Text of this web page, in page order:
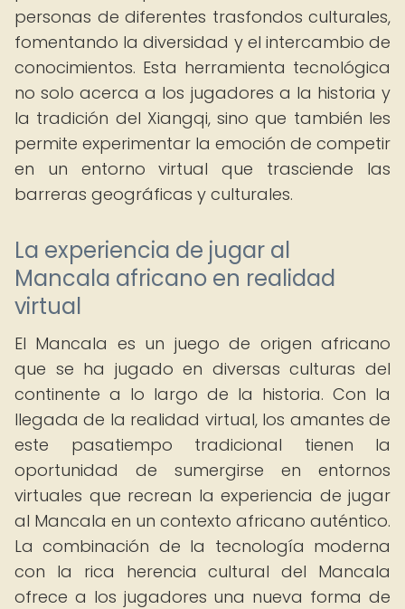
personas de diferentes trasfondos culturales,
fomentando la diversidad y el intercambio de
conocimientos. Esta herramienta tecnológica
no solo acerca a los jugadores a la historia y
la tradición del Xiangqi, sino que también les
permite experimentar la emoción de competir
en un entorno virtual que trasciende las
barreras geográficas y culturales.
La experiencia de jugar al
Mancala africano en realidad
virtual
El Mancala es un juego de origen africano
que se ha jugado en diversas culturas del
continente a lo largo de la historia. Con la
llegada de la realidad virtual, los amantes de
este pasatiempo tradicional tienen la
oportunidad de sumergirse en entornos
virtuales que recrean la experiencia de jugar
al Mancala en un contexto africano auténtico.
La combinación de la tecnología moderna
con la rica herencia cultural del Mancala
ofrece a los jugadores una nueva forma de